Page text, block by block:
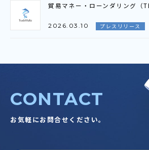
2026.03.10 プレスリリース
CONTACT
お気軽にお問合せください。